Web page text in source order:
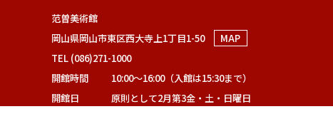
范曽美術館
岡山県岡山市東区西大寺上1丁目1-50
MAP
TEL (086)271-1000
開館時間
10:00～16:00（入館は15:30まで）
開館日
原則として2月第3金・土・日曜日